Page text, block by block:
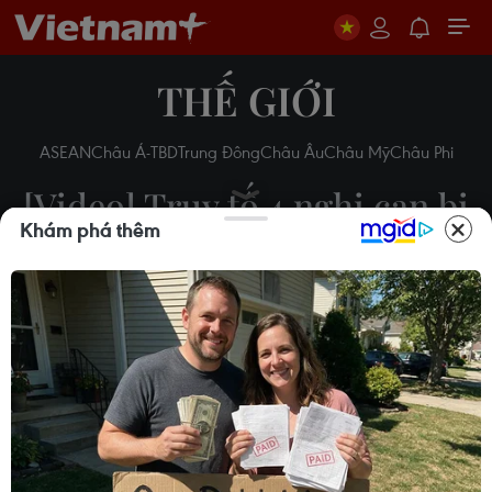
THẾ GIỚI
ASEANChâu Á-TBDTrung ĐôngChâu ÂuChâu MỹChâu Phi
[Video] Truy tố 4 nghi can bị
cáo buộc bắn rơi máy bay
MH17
20/06/2019 03:09
Theo dõi VietnamPlus
Khám phá thêm